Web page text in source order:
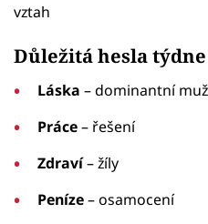
vztah
Důležitá hesla týdne
Láska – dominantní muž
Práce– řešení
Zdraví– žíly
Peníze– osamocení